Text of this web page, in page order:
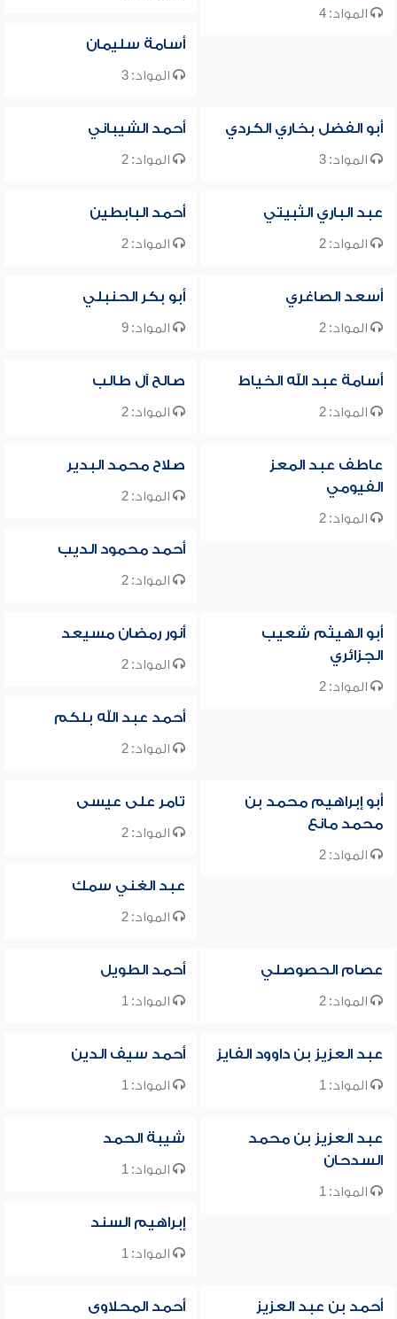
المواد: 4
أسامة سليمان
المواد: 3
أبو الفضل بخاري الكردي
المواد: 3
أحمد الشيباني
المواد: 2
عبد الباري الثبيتي
المواد: 2
أحمد البابطين
المواد: 2
أسعد الصاغري
المواد: 2
أبو بكر الحنبلي
المواد: 9
أسامة عبد الله الخياط
المواد: 2
صالح آل طالب
المواد: 2
عاطف عبد المعز
الفيومي
المواد: 2
صلاح محمد البدير
المواد: 2
أحمد محمود الديب
المواد: 2
أبو الهيثم شعيب
الجزائري
المواد: 2
أنور رمضان مسيعد
المواد: 2
أحمد عبد الله بلكم
المواد: 2
أبو إبراهيم محمد بن
محمد مانع
المواد: 2
تامر على عيسى
المواد: 2
عبد الغني سمك
المواد: 2
عصام الحصوصلي
المواد: 2
أحمد الطويل
المواد: 1
عبد العزيز بن داوود الفايز
المواد: 1
أحمد سيف الدين
المواد: 1
عبد العزيز بن محمد
السدحان
المواد: 1
شيبة الحمد
المواد: 1
إبراهيم السند
المواد: 1
أحمد بن عبد العزيز أحمد المحلاوى